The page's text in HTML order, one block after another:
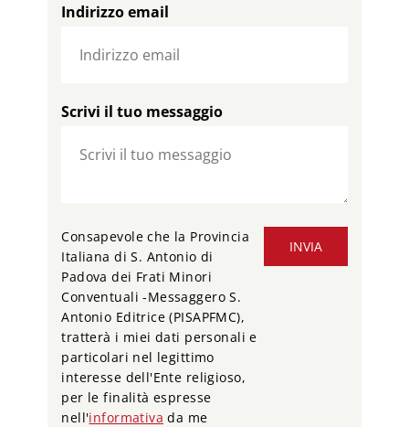
Indirizzo email
Scrivi il tuo messaggio
INVIA
Consapevole che la Provincia
Italiana di S. Antonio di
Padova dei Frati Minori
Conventuali -Messaggero S.
Antonio Editrice (PISAPFMC),
tratterà i miei dati personali e
particolari nel legittimo
interesse dell'Ente religioso,
per le finalità espresse
nell'informativa da me